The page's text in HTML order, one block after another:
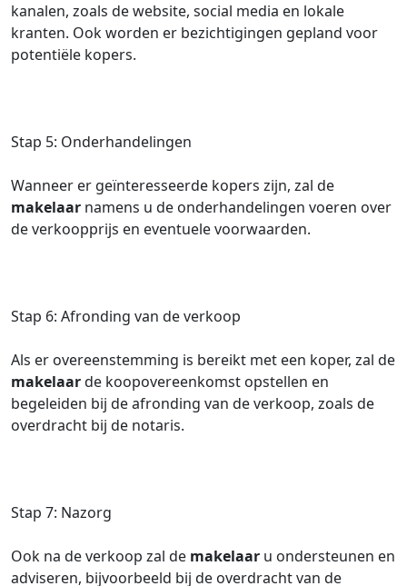
kanalen, zoals de website, social media en lokale
kranten. Ook worden er bezichtigingen gepland voor
potentiële kopers.
Stap 5: Onderhandelingen
Wanneer er geïnteresseerde kopers zijn, zal de
makelaar namens u de onderhandelingen voeren over
de verkoopprijs en eventuele voorwaarden.
Stap 6: Afronding van de verkoop
Als er overeenstemming is bereikt met een koper, zal de
makelaarde koopovereenkomst opstellen en
begeleiden bij de afronding van de verkoop, zoals de
overdracht bij de notaris.
Stap 7: Nazorg
Ook na de verkoop zal de makelaar u ondersteunen en
adviseren, bijvoorbeeld bij de overdracht van de